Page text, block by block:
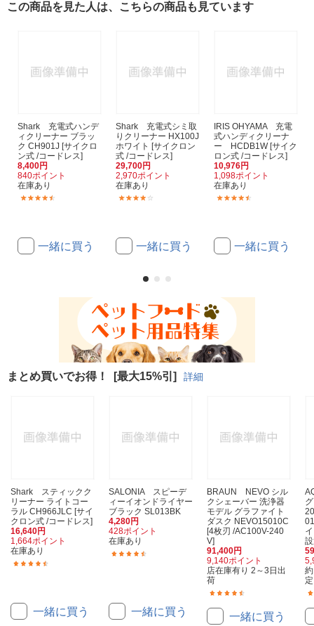
この商品を見た人は、こちらの商品も見ています
Shark 充電式ハンデ
ィクリーナー ブラッ
ク CH901J [サイクロ
ン式 /コードレス]
8,400円
840ポイント
在庫あり
一緒に買う
Shark 充電式シミ取
りクリーナー HX100J
ホワイト [サイクロン
式 /コードレス]
29,700円
2,970ポイント
在庫あり
一緒に買う
IRIS OHYAMA 充電
式ハンディクリーナ
ー HCDB1W [サイク
ロン式 /コードレス]
10,976円
1,098ポイント
在庫あり
一緒に買う
まとめ買いでお得！ [最大15%引] 詳細
Shark スティックク
リーナー ライトコー
ラル CH966JLC [サイ
クロン式 /コードレス]
16,640円
1,664ポイント
在庫あり
一緒に買う
SALONIA スピーデ
ィーイオンドライヤー
ブラック SL013BK
4,280円
428ポイント
在庫あり
一緒に買う
BRAUN NEVO シル
クシェーバー 洗浄器
モデル グラファイト
ダスク NEVO15010C
[4枚刃 /AC100V-240
V]
91,400円
9,140ポイント
店在庫有り 2～3日出
荷
一緒に買う
定